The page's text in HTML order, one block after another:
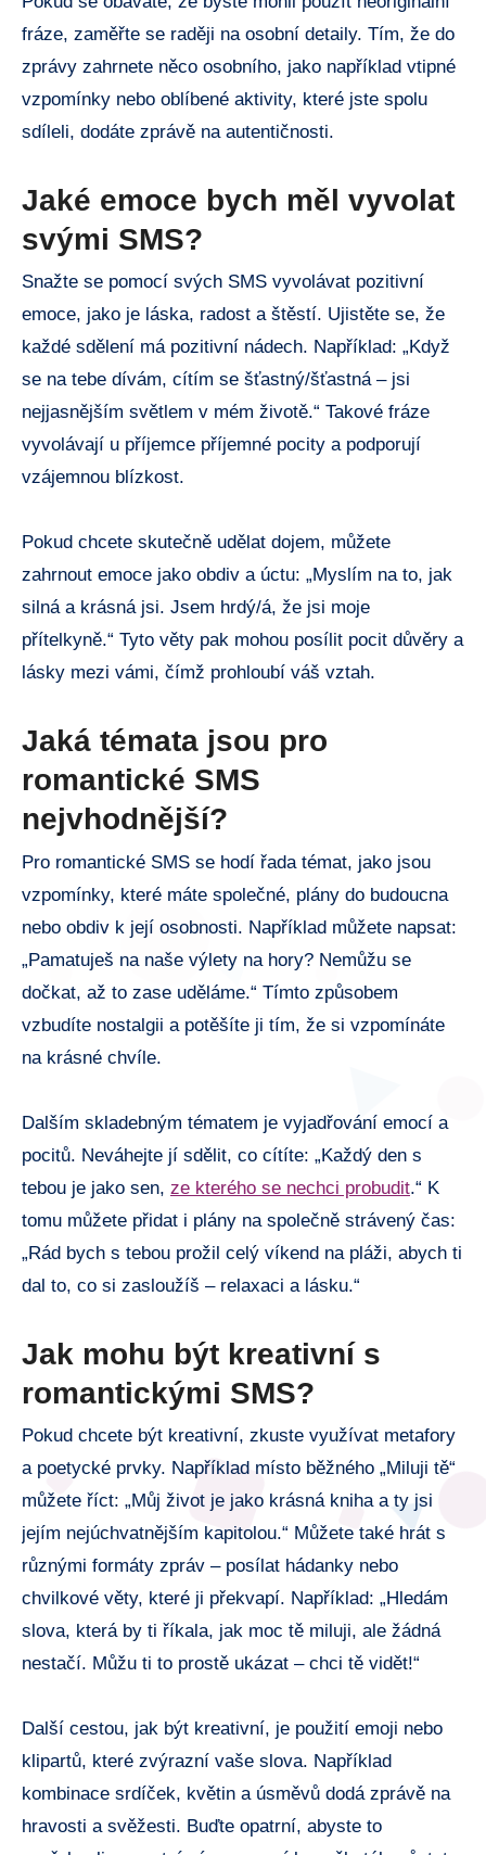
fráze, zaměřte se raději na osobní detaily. Tím, že do
zprávy zahrnete něco osobního, jako například vtipné
vzpomínky nebo oblíbené aktivity, které jste spolu
sdíleli, dodáte zprávě na autentičnosti.
Jaké emoce bych měl vyvolat
svými SMS?
Snažte se pomocí svých SMS vyvolávat pozitivní
emoce, jako je láska, radost a štěstí. Ujistěte se, že
každé sdělení má pozitivní nádech. Například: „Když
se na tebe dívám, cítím se šťastný/šťastná – jsi
nejjasnějším světlem v mém životě.“ Takové fráze
vyvolávají u příjemce příjemné pocity a podporují
vzájemnou blízkost.
Pokud chcete skutečně udělat dojem, můžete
zahrnout emoce jako obdiv a úctu: „Myslím na to, jak
silná a krásná jsi. Jsem hrdý/á, že jsi moje
přítelkyně.“ Tyto věty pak mohou posílit pocit důvěry a
lásky mezi vámi, čímž prohloubí váš vztah.
Jaká témata jsou pro
romantické SMS
nejvhodnější?
Pro romantické SMS se hodí řada témat, jako jsou
vzpomínky, které máte společné, plány do budoucna
nebo obdiv k její osobnosti. Například můžete napsat:
„Pamatuješ na naše výlety na hory? Nemůžu se
dočkat, až to zase uděláme.“ Tímto způsobem
vzbudíte nostalgii a potěšíte ji tím, že si vzpomínáte
na krásné chvíle.
Dalším skladebným tématem je vyjadřování emocí a
pocitů. Neváhejte jí sdělit, co cítíte: „Každý den s
tebou je jako sen, ze kterého se nechci probudit.“ K
tomu můžete přidat i plány na společně strávený čas:
„Rád bych s tebou prožil celý víkend na pláži, abych ti
dal to, co si zasloužíš – relaxaci a lásku.“
Jak mohu být kreativní s
romantickými SMS?
Pokud chcete být kreativní, zkuste využívat metafory
a poetycké prvky. Například místo běžného „Miluji tě“
můžete říct: „Můj život je jako krásná kniha a ty jsi
jejím nejúchvatnějším kapitolou.“ Můžete také hrát s
různými formáty zpráv – posílat hádanky nebo
chvilkové věty, které ji překvapí. Například: „Hledám
slova, která by ti říkala, jak moc tě miluji, ale žádná
nestačí. Můžu ti to prostě ukázat – chci tě vidět!“
Další cestou, jak být kreativní, je použití emoji nebo
klipartů, které zvýrazní vaše slova. Například
kombinace srdíček, květin a úsměvů dodá zprávě na
hravosti a svěžesti. Buďte opatrní, abyste to